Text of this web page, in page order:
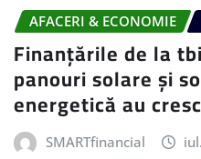
AFACERI & ECONOMIE
Finanțările de la
panouri solare și
energetică au
SMARTfinancial